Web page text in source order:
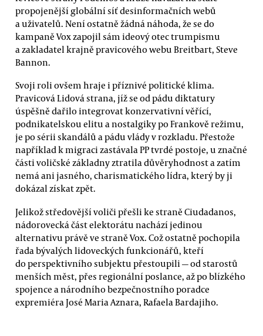
propojenější globální síť desinformačních webů
a uživatelů. Není ostatně žádná náhoda, že se do
kampaně Vox zapojil sám ideový otec trumpismu
a zakladatel krajně pravicového webu Breitbart, Steve
Bannon.
Svoji roli ovšem hraje i příznivé politické klima.
Pravicová Lidová strana, jíž se od pádu diktatury
úspěšně dařilo integrovat konzervativní věřící,
podnikatelskou elitu a nostalgiky po Frankově režimu,
je po sérii skandálů a pádu vlády v rozkladu. Přestože
například k migraci zastávala PP tvrdé postoje, u značné
části voličské základny ztratila důvěryhodnost a zatím
nemá ani jasného, charismatického lídra, který by ji
dokázal získat zpět.
Jelikož středovější voliči přešli ke straně Ciudadanos,
nádorovecká část elektorátu nachází jedinou
alternativu právě ve straně Vox. Což ostatně pochopila
řada bývalých lidoveckých funkcionářů, kteří
do perspektivního subjektu přestoupili — od starostů
menších měst, přes regionální poslance, až po blízkého
spojence a národního bezpečnostního poradce
expremiéra José Maria Aznara, Rafaela Bardajiho.